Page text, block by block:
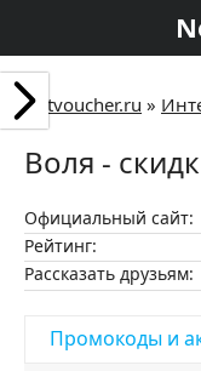
Netvoucher.ru »
Воля -
Официальный сайт:
Рейтинг:
Рассказать друзьям:
Промокоды и